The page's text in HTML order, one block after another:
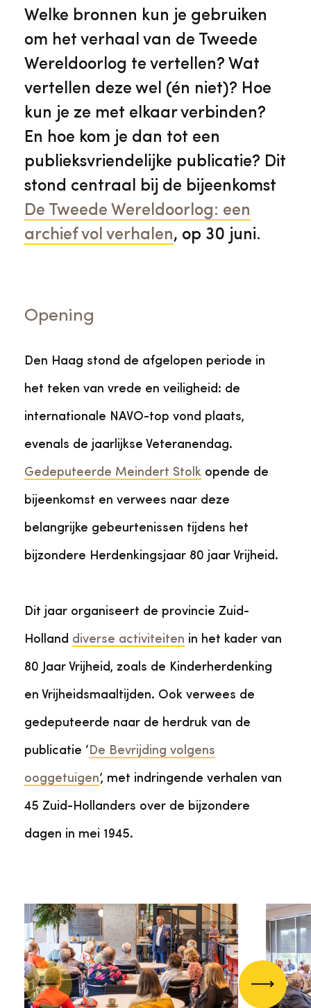
Museumplatform Zuid-Holland
Geschiedenis van Zuid-Holland
Ervenconsulent
Bekijk alle diensten
Ons team
Over de Monumentenwacht
Voorpagina Monumentenwacht
Vacatures
Tarieven
Algemene voorwaarden
Bekijk meer over ons
Welke bronnen kun je gebruiken
om het verhaal van de Tweede
Wereldoorlog te vertellen? Wat
vertellen deze wel (én niet)? Hoe
kun je ze met elkaar verbinden?
En hoe kom je dan tot een
publieksvriendelijke publicatie? Dit
stond centraal bij de bijeenkomst
De Tweede Wereldoorlog: een
archief vol verhalen, op 30 juni.
Opening
Den Haag stond de afgelopen periode in
het teken van vrede en veiligheid: de
internationale NAVO-top vond plaats,
evenals de jaarlijkse Veteranendag.
Gedeputeerde Meindert Stolk opende de
bijeenkomst en verwees naar deze
belangrijke gebeurtenissen tijdens het
bijzondere Herdenkingsjaar 80 jaar Vrijheid.
Dit jaar organiseert de provincie Zuid-
Holland diverse activiteiten in het kader van
80 Jaar Vrijheid, zoals de Kinderherdenking
en Vrijheidsmaaltijden. Ook verwees de
gedeputeerde naar de herdruk van de
publicatie ‘ De Bevrijding volgens
ooggetuigen’, met indringende verhalen van
45 Zuid-Hollanders over de bijzondere
dagen in mei 1945.
Vorige